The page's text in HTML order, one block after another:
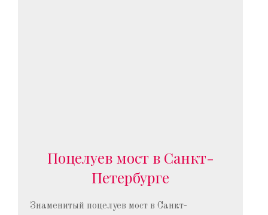
Поцелуев мост в Санкт-
Петербурге
Знаменитый поцелуев мост в Санкт-